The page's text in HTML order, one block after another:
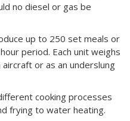
no diesel or gas be
up to 250 set meals or
period. Each unit weighs
or as an underslung
cooking processes
frying to water heating.